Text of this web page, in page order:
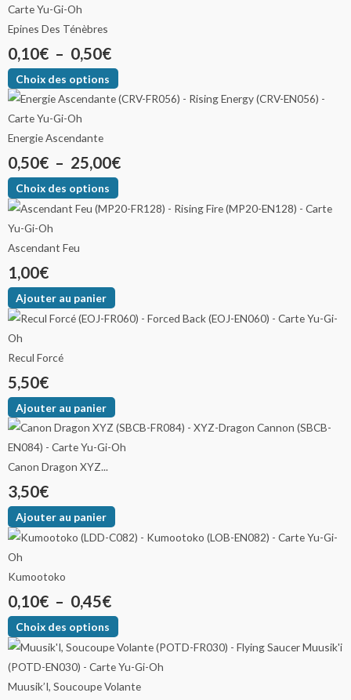
Epines Des Ténèbres
0,10€ – 0,50€
Choix des options
Energie Ascendante
0,50€ – 25,00€
Choix des options
Ascendant Feu
1,00€
Ajouter au panier
Recul Forcé
5,50€
Ajouter au panier
Canon Dragon XYZ...
3,50€
Ajouter au panier
Kumootoko
0,10€ – 0,45€
Choix des options
Muusik’I, Soucoupe Volante